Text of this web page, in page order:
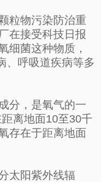
物污染防治重
在接受科技日报
细菌这种物质，
、呼吸道疾病等多
，是氧气的一
离地面10至30千
存在于距离地面
太阳紫外线辐